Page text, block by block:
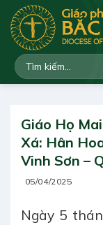
qua
dung
Giáo Họ
Xá: Hân
Vinh Sơn –
05/04/2025
Ngày 5